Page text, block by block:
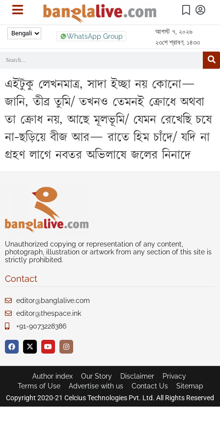
WhatsApp Group
আগস্ট ৭, ২০২৬
২৩শে শ্রাবণ, ১৪৩৩
এইটুকু লেখনমাত্র, সাদা ইচ্ছা নয় কোনো—
জানি, তীব্র তুমি/ তখনও তেমনই ক্রোধে অথবা
তা ক্রোধ নয়, আছে মূলভূমি/ যেমন রেখেছি চষে
না-ছড়িয়ে বীজ আর— রাতে হিম চাঁদে/ যদি না
গ্রহণ লাগে নবতর অভিলাষে জলের নিনাদে
Unauthorized copying or representation of any content,
photograph, illustration or artwork from any section of this site is
strictly prohibited.
Contact
editor@banglalive.com
editor@thespace.ink
+91-9073228386
Copyright 2020-21 Celcius Technologies Pvt. Ltd. All Rights Reserved
Author index Our Story Disclaimer
Privacy
Terms of Use
Advertise with us Contact Us Sitemap